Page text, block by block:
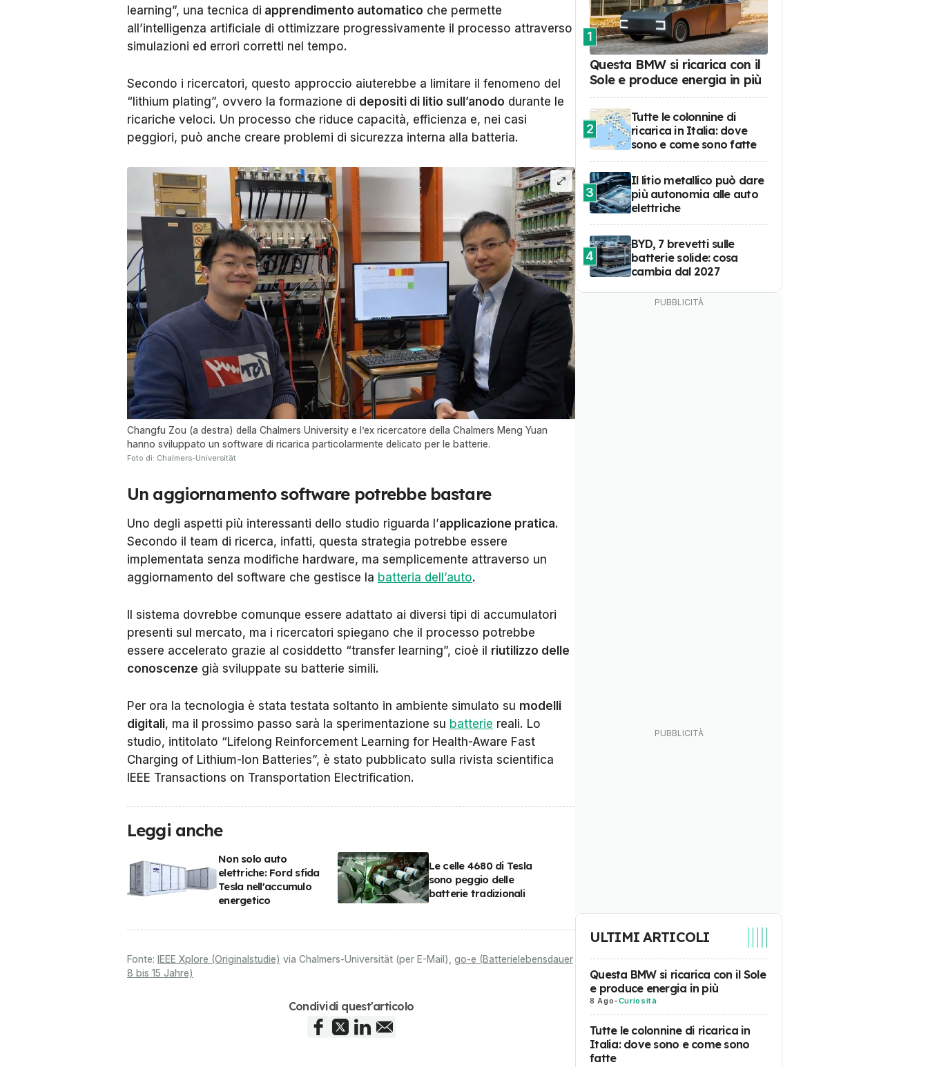
learning”, una tecnica di apprendimento automatico che permette
all’intelligenza artificiale di ottimizzare progressivamente il processo attraverso
simulazioni ed errori corretti nel tempo.
Secondo i ricercatori, questo approccio aiuterebbe a limitare il fenomeno del
“lithium plating”, ovvero la formazione di depositi di litio sull’anodo durante le
ricariche veloci. Un processo che riduce capacità, efficienza e, nei casi
peggiori, può anche creare problemi di sicurezza interna alla batteria.
Changfu Zou (a destra) della Chalmers University e l’ex ricercatore della Chalmers Meng Yuan
hanno sviluppato un software di ricarica particolarmente delicato per le batterie.
Foto di: Chalmers-Universität
Un aggiornamento software potrebbe bastare
Uno degli aspetti più interessanti dello studio riguarda l’applicazione pratica.
Secondo il team di ricerca, infatti, questa strategia potrebbe essere
implementata senza modifiche hardware, ma semplicemente attraverso un
aggiornamento del software che gestisce la batteria dell’auto.
Il sistema dovrebbe comunque essere adattato ai diversi tipi di accumulatori
presenti sul mercato, ma i ricercatori spiegano che il processo potrebbe
essere accelerato grazie al cosiddetto “transfer learning”, cioè il riutilizzo delle
conoscenze già sviluppate su batterie simili.
Per ora la tecnologia è stata testata soltanto in ambiente simulato su modelli
digitali, ma il prossimo passo sarà la sperimentazione su batterie reali. Lo
studio, intitolato “Lifelong Reinforcement Learning for Health-Aware Fast
Charging of Lithium-Ion Batteries”, è stato pubblicato sulla rivista scientifica
IEEE Transactions on Transportation Electrification.
Leggi anche
Non solo auto
elettriche: Ford sfida
Tesla nell'accumulo
energetico
Le celle 4680 di Tesla
sono peggio delle
batterie tradizionali
Fonte: IEEE Xplore (Originalstudie) via Chalmers-Universität (per E-Mail) go-e (Batterielebensdauer
8 bis 15 Jahre)
Condividi quest'articolo
1
Questa BMW si ricarica con il
Sole e produce energia in più
2
Tutte le colonnine di
ricarica in Italia: dove
sono e come sono fatte
3
Il litio metallico può dare
più autonomia alle auto
elettriche
4
BYD, 7 brevetti sulle
batterie solide: cosa
cambia dal 2027
ULTIMI ARTICOLI
Questa BMW si ricarica con il Sole
e produce energia in più
8 Ago-Curiosità
Tutte le colonnine di ricarica in
Italia: dove sono e come sono
fatte